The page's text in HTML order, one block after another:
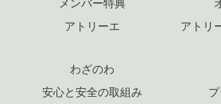
メンバー特典
アトリーエ
アトリ
わざのわ
安心と安全の取組み